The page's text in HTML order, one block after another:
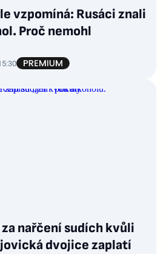
vzpomíná: Rusáci znali
Proč nemohl
nařčení sudích kvůli
dvojice zaplatí